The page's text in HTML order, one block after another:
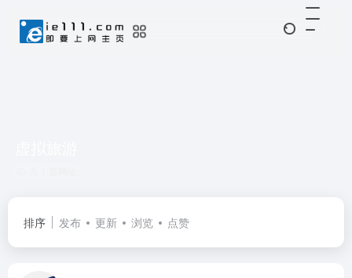
排序 发布 更新 浏览 点赞